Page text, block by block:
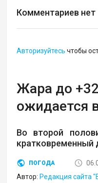
Комментариев нет
Авторизуйтесь чтобы
Жара до
ожидается
Во второй
кратковременный
ПОГОДА
Автор: Редакция сайта